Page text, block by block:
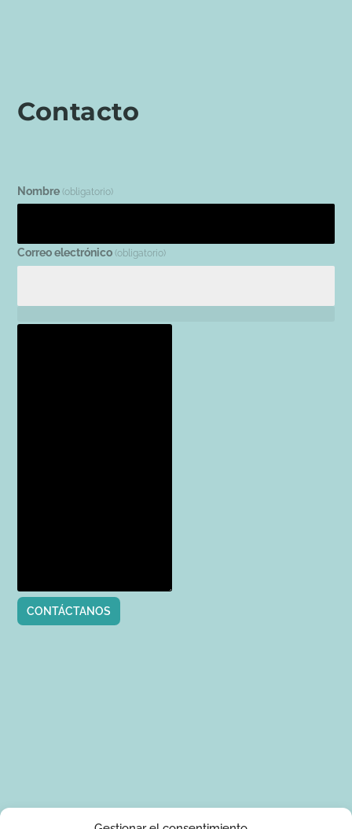
Contacto
Nombre (obligatorio)
Correo electrónico (obligatorio)
CONTÁCTANOS
Tus datos de carácter personal serán tratados por Ponle Arte